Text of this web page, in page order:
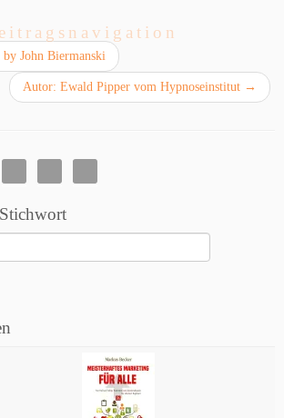
John Biermanski
Autor: Ewald Pipper vom Hypnoseinstitut →